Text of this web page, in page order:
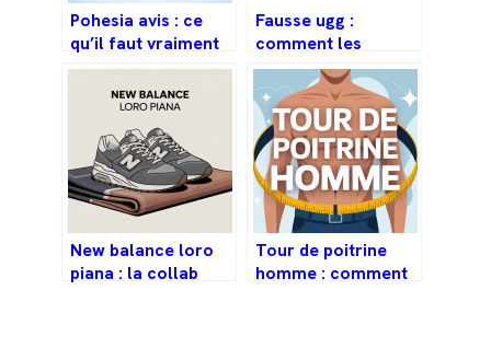
Pohesia avis : ce
qu’il faut vraiment
savoir avant de
commander
Fausse ugg :
comment les
reconnaître et
éviter les arnaques
New balance loro
piana : la collab
Tour de poitrine
homme : comment